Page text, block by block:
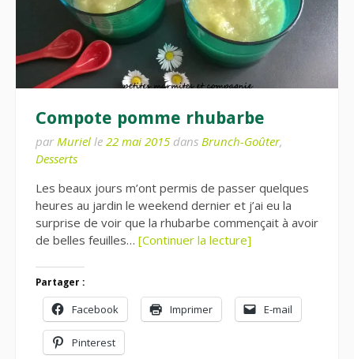
Compote pomme rhubarbe
par Muriel le 22 mai 2015 dans Brunch-Goûter,
Desserts
Les beaux jours m’ont permis de passer quelques
heures au jardin le weekend dernier et j’ai eu la
surprise de voir que la rhubarbe commençait à avoir
de belles feuilles… [Continuer la lecture]
Partager :
Facebook Imprimer E-mail
Pinterest